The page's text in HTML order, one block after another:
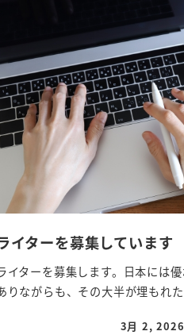
イターを募集しています
イターを募集します。日本には
りながらも、その大半が埋もれ
3月 2, 2026